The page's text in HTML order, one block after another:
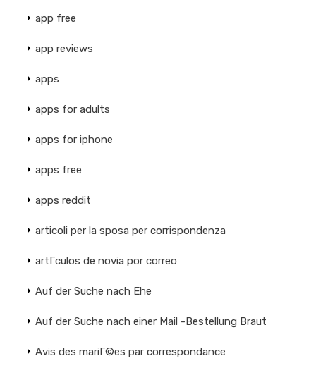
app free
app reviews
apps
apps for adults
apps for iphone
apps free
apps reddit
articoli per la sposa per corrispondenza
artГ­culos de novia por correo
Auf der Suche nach Ehe
Auf der Suche nach einer Mail -Bestellung Braut
Avis des mariГ©es par correspondance